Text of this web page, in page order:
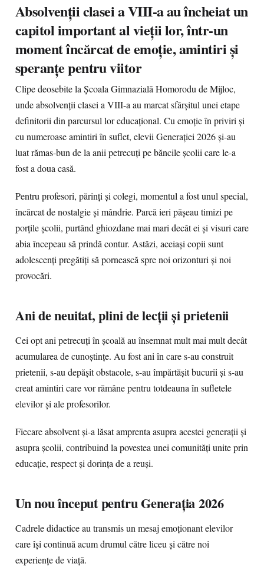
Absolvenții clasei a VIII-a au încheiat un
capitol important al vieții lor, într-un
moment încărcat de emoție, amintiri și
speranțe pentru viitor
Clipe deosebite la Școala Gimnazială Homorodu de Mijloc,
unde absolvenții clasei a VIII-a au marcat sfârșitul unei etape
definitorii din parcursul lor educațional. Cu emoție în priviri și
cu numeroase amintiri în suflet, elevii Generației 2026 și-au
luat rămas-bun de la anii petrecuți pe băncile școlii care le-a
fost a doua casă.
Pentru profesori, părinți și colegi, momentul a fost unul special,
încărcat de nostalgie și mândrie. Parcă ieri pășeau timizi pe
porțile școlii, purtând ghiozdane mai mari decât ei și visuri care
abia începeau să prindă contur. Astăzi, aceiași copii sunt
adolescenți pregătiți să pornească spre noi orizonturi și noi
provocări.
Ani de neuitat, plini de lecții și prietenii
Cei opt ani petrecuți în școală au însemnat mult mai mult decât
acumularea de cunoștințe. Au fost ani în care s-au construit
prietenii, s-au depășit obstacole, s-au împărtășit bucurii și s-au
creat amintiri care vor rămâne pentru totdeauna în sufletele
elevilor și ale profesorilor.
Fiecare absolvent și-a lăsat amprenta asupra acestei generații și
asupra școlii, contribuind la povestea unei comunități unite prin
educație, respect și dorința de a reuși.
Un nou început pentru Generația 2026
Cadrele didactice au transmis un mesaj emoționant elevilor
care își continuă acum drumul către liceu și către noi
experiențe de viață.